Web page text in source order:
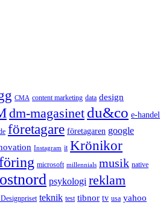
CMA content marketing data design
dm-magasinet du&co e-handel
företagare företagaren google
Instagram it Krönikor
microsoft millennials musik native
psykologi reklam
teknik test tibnor tv usa yahoo